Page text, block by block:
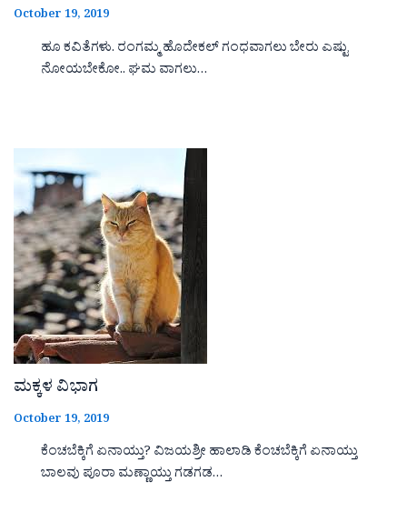
October 19, 2019
ಹೂ ಕವಿತೆಗಳು. ರಂಗಮ್ಮ ಹೊದೇಕಲ್ ಗಂಧವಾಗಲು ಬೇರು ಎಷ್ಟು
ನೋಯಬೇಕೋ.. ಘಮ ವಾಗಲು…
ಮಕ್ಕಳ ವಿಭಾಗ
October 19, 2019
ಕೆಂಚಬೆಕ್ಕಿಗೆ ಏನಾಯ್ತು? ವಿಜಯಶ್ರೀ ಹಾಲಾಡಿ ಕೆಂಚಬೆಕ್ಕಿಗೆ ಏನಾಯ್ತು
ಬಾಲವು ಪೂರಾ ಮಣ್ಣಾಯ್ತು ಗಡಗಡ…